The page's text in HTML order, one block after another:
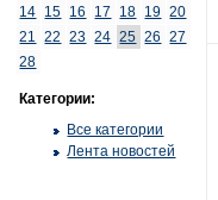
14 15 16 17 18 19 20
21
22 23 24 25 26
27
28
Категории:
Все категории
Лента новостей